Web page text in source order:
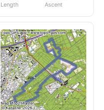
Length Ascent